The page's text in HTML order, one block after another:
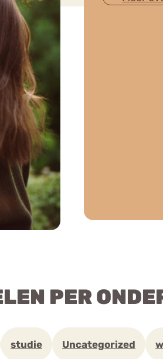
PER
studie Uncategorized